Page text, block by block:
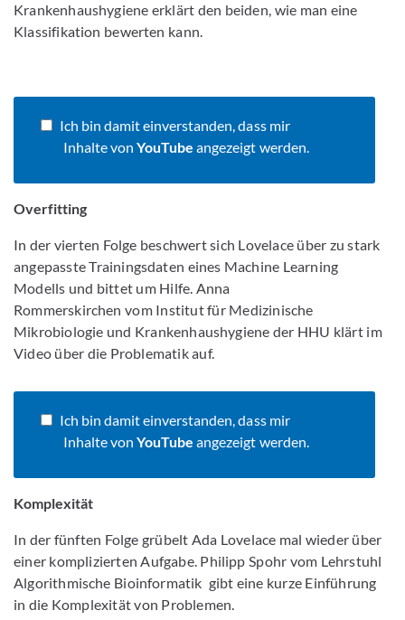
Krankenhaushygiene erklärt den beiden, wie man eine
Klassifikation bewerten kann.
Ich bin damit einverstanden, dass mir
Inhalte vonYouTube angezeigt werden.
Overfitting
In der vierten Folge beschwert sich Lovelace über zu stark
angepasste Trainingsdaten eines Machine Learning
Modells und bittet um Hilfe. Anna
Rommerskirchen vom Institut für Medizinische
Mikrobiologie und Krankenhaushygiene der HHU klärt im
Video über die Problematik auf.
Ich bin damit einverstanden, dass mir
Inhalte vonYouTube angezeigt werden.
Komplexität
In der fünften Folge grübelt Ada Lovelace mal wieder über
einer komplizierten Aufgabe. Philipp Spohr vom Lehrstuhl
Algorithmische Bioinformatik gibt eine kurze Einführung
in die Komplexität von Problemen.